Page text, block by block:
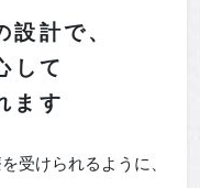
設計で、
して
ます
受けられるように、